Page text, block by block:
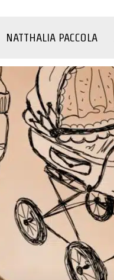
NATTHALIA PACCOLA